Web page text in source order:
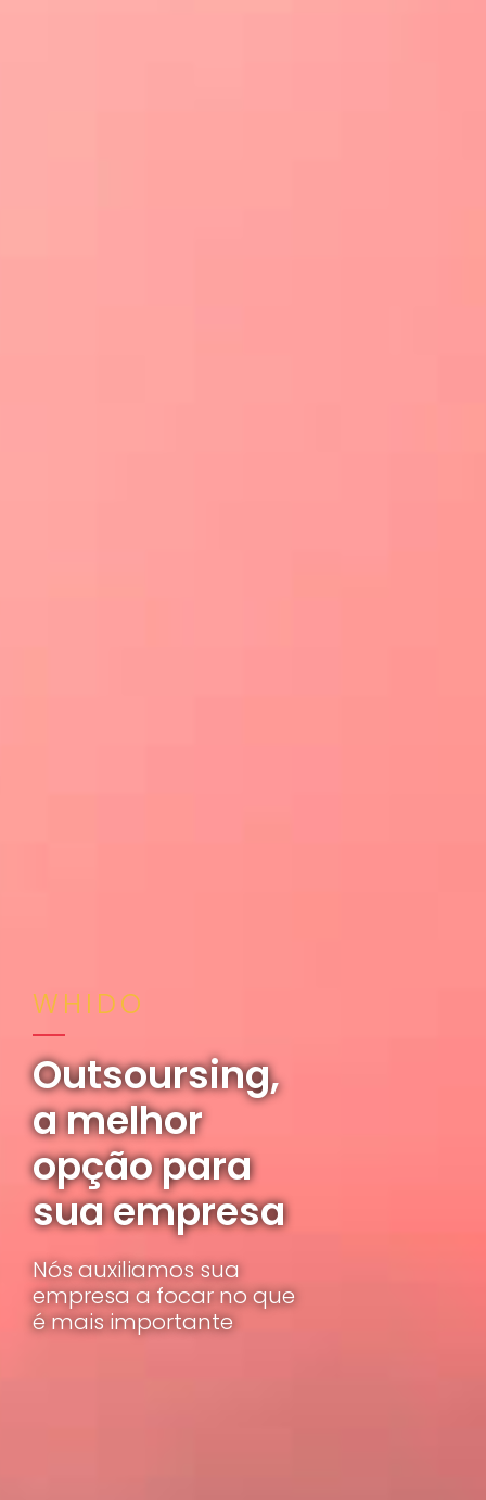
WHIDO
Outsoursing,
a melhor
opção para
sua empresa
Nós auxiliamos sua
empresa a focar no que
é mais importante